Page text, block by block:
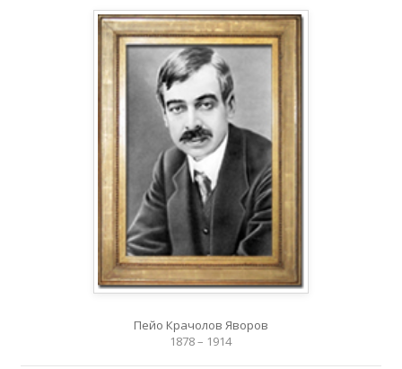
Пейо Крачолов Яворов
1878 – 1914